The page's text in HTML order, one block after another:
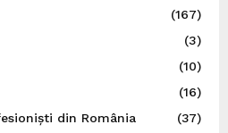
(167)
(3)
(10)
(16)
din România
(37)